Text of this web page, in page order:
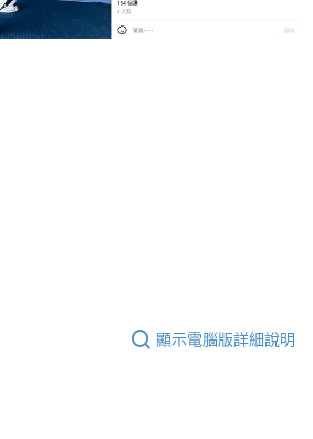
顯示電腦版詳細說明